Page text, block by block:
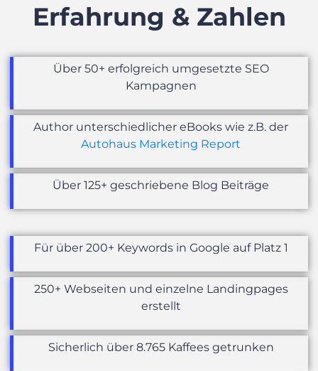
Erfahrung & Zahlen
Über 50+ erfolgreich umgesetzte SEO
Kampagnen
Author unterschiedlicher eBooks wie z.B. der
Autohaus Marketing Report
Über 125+ geschriebene Blog Beiträge
Für über 200+ Keywords in Google auf Platz 1
250+ Webseiten und einzelne Landingpages
erstellt
Sicherlich über 8.765 Kaffees getrunken